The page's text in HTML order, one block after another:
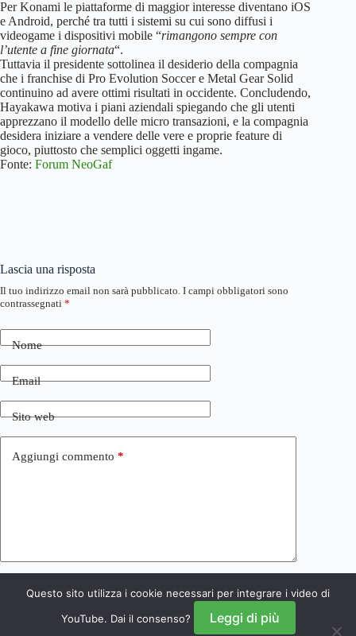
Per Konami le piattaforme di maggior interesse diventano iOS
e Android, perché tra tutti i sistemi su cui sono diffusi i
videogame i dispositivi mobile “rimangono sempre con
l’utente a fine giornata“.
Tuttavia il presidente sottolinea il desiderio della compagnia
che i franchise di Pro Evolution Soccer e Metal Gear Solid
continuino ad avere ottimi risultati in occidente. Concludendo,
Hayakawa motiva i piani aziendali spiegando che gli utenti
apprezzano il modello delle micro transazioni, e la compagnia
desidera iniziare a vendere delle vere e proprie feature di
gioco, piuttosto che semplici oggetti ingame.
Fonte: Forum NeoGaf
Lascia una risposta
Il tuo indirizzo email non sarà pubblicato. I campi obbligatori sono
contrassegnati *
Nome
Email
Sito web
Aggiungi commento *
Invia commento
Questo sito utilizza i cookie necessari per integrare i video di
YouTube. Dai il consenso?
Leggi di più